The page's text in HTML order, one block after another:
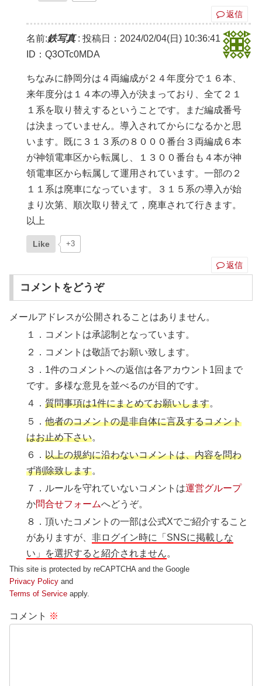
返信
名前:鉄写真: 投稿日：2024/02/04(日) 10:36:41
ID：Q3OTc0MDA
ちなみに静岡分は４両編成が２４年度分で１６本、
来年度分は１４本の導入が決まっており、全て２１
１系を取り替えするということです。まだ編成番号
は決まっていません。導入されてからになるかと思
います。既に３１３系の８０００番台３両編成６本
が神領電車区から転属し、１３００番台も４本が神
領電車区から転属して運用されています。一部の２
１１系は廃車になっています。３１５系の導入が始
まり次第、順次取り替えて，廃車されて行きます。
以上
Like +3
返信
コメントをどうぞ
メールアドレスが公開されることはありません。
１．コメントは承認制となっています。
２．コメントは敬語でお願い致します。
３．1件のコメントへの返信は各アカウント1回まで
です。多様な意見を並べるのが目的です。
４．質問事項は1件にまとめてお願いします。
５．他者のコメントの是非自体に言及するコメント
はお止め下さい。
６．以上の規約に沿わないコメントは、内容を問わ
ず削除致します。
７．ルールを守れていないコメントは運営グループ
か問合せフォームへどうぞ。
８．頂いたコメントの一部は公式Xでご紹介すること
がありますが、非ログイン時に「SNSに掲載しな
い」を選択すると紹介されません。
This site is protected by reCAPTCHA and the Google
Privacy Policy and
Terms of Service apply.
コメント ※